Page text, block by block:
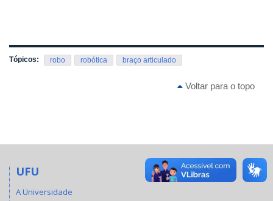
Tópicos: robo robótica braço articulado
Voltar para o topo
UFU
A Universidade